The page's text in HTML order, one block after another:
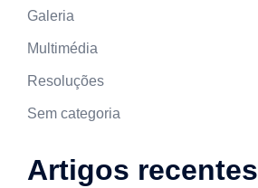
Galeria
Multimédia
Resoluções
Sem categoria
Artigos recentes